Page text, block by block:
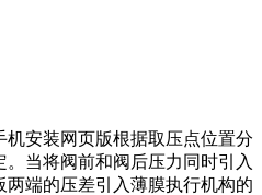
机安装网页版根据取压点位置分
。当将阀前和阀后压力同时引入
两端的压差引入薄膜执行机构的